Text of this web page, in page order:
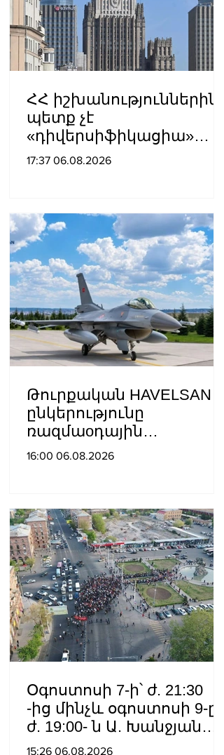
ՀՀ իշխանություններին
պետք չէ
«դիվերսիֆիկացիա»
բառի ետևում թաքցնել
տրամադրված ԵՄ․ ՌԴ
ԱԳՆ
17:37 06.08.2026
Թուրքական HAVELSAN
ընկերությունը
ռազմաoդային
գործողությունների
Ադրբեջանին
16:00 06.08.2026
Օգոստոսի 7-ի՝ ժ. 21:30
-ից մինչև օգոստոսի 9-ը՝
ժ. 19:00- ն Ա. Խանջյան
փողոցի
15:26 06.08.2026